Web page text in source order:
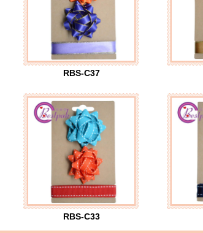
RBS-C37
RBS-C33